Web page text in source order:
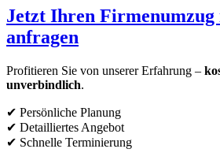
Jetzt Ihren
anfragen
Profitieren Sie von unserer Erfahrung –
unverbindlich.
✔ Persönliche Planung
✔ Detailliertes Angebot
✔ Schnelle Terminierung